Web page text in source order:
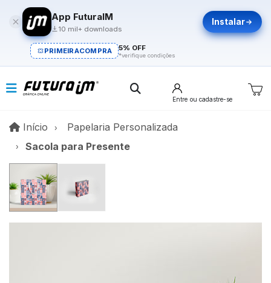
App FuturaIM
10 mil+ downloads
Instalar
PRIMEIRACOMPRA 5% OFF
*verifique condições
Entre ou cadastre-se
Início InícioPapelaria Personalizada
Sacola para Presente